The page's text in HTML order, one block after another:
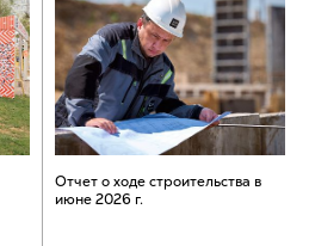
Отчет о ходе строительства в
июне 2026 г.